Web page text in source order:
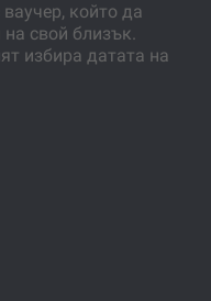
който да
свой близък.
избира датата на